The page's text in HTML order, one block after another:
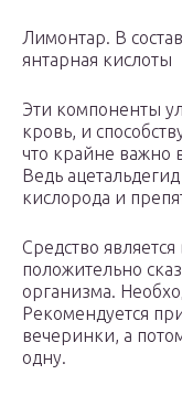
Лимонтар. В
янтарная кислоты
Эти компоненты
кровь, и
что крайне важно
Ведь
кислорода и
Средство
положительно
организма.
Рекомендуется
вечеринки, а
одну.